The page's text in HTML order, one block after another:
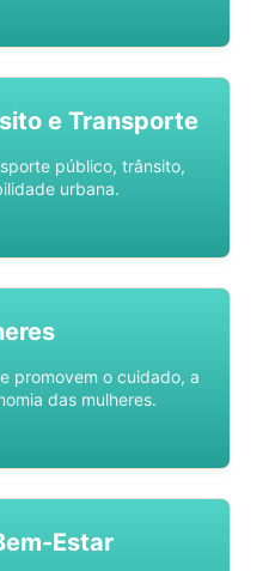
e Transporte
público, trânsito,
urbana.
promovem o cuidado, a
das mulheres.
Estar